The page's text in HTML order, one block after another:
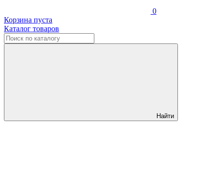
0
Корзина пуста
Каталог товаров
Найти